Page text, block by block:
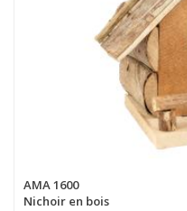
AMA 1600
Nichoir en bois